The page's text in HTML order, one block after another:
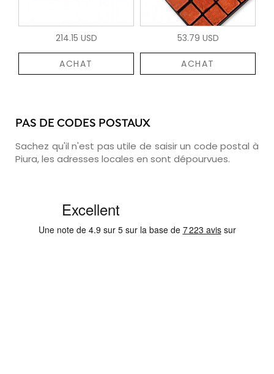
214.15 USD
ACHAT
53.79 USD
ACHAT
PAS DE CODES POSTAUX
Sachez qu'il n'est pas utile de saisir un code postal à
Piura, les adresses locales en sont dépourvues.